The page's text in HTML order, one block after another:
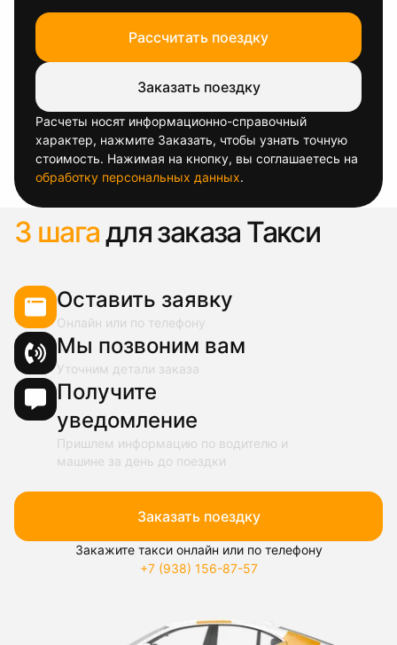
Рассчитать поездку
Заказать поездку
Расчеты носят информационно-справочный
характер, нажмите Заказать, чтобы узнать точную
стоимость. Нажимая на кнопку, вы соглашаетесь на
обработку персональных данных.
3 шагадля заказа Такси
Оставить заявку
Онлайн или по телефону
Мы позвоним вам
Уточним детали заказа
Получите
уведомление
Пришлем информацию по водителю и
машине за день до поездки
Заказать поездку
Закажите такси онлайн или по телефону
+7 (938) 156-87-57